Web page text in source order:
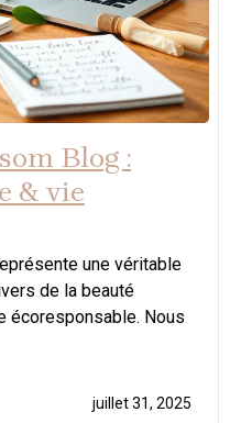
Blog :
& vie
une véritable
de la beauté
écoresponsable. Nous
juillet 31, 2025